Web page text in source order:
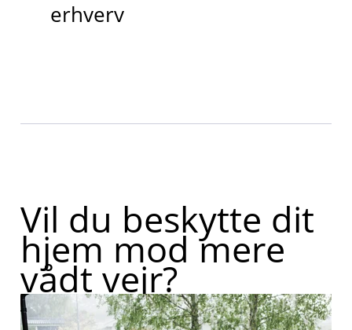
erhverv
Vil du beskytte dit
hjem mod mere
vådt vejr?